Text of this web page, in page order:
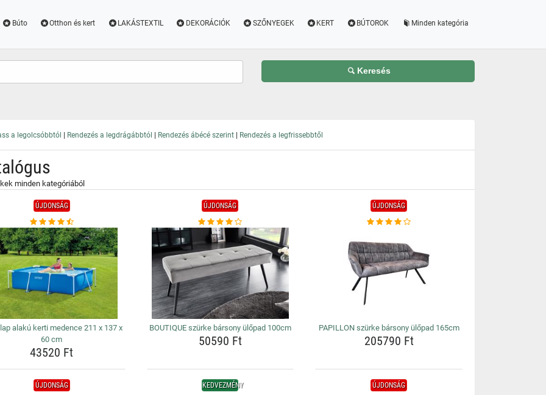
Búto Otthon és kert LAKÁSTEXTIL DEKORÁCIÓK SZŐNYEGEK KERT BÚTOROK Minden kategória
Keresés
a legolcsóbbtól | Rendezés a legdrágábbtól | Rendezés ábécé szerint | Rendezés a legfrissebbtől
minden kategóriából
ÚJDONSÁG
alakú kerti medence 211 x 137 x
60 cm
43520 Ft
ÚJDONSÁG
BOUTIQUE szürke bársony ülőpad 100cm
50590 Ft
ÚJDONSÁG
PAPILLON szürke bársony ülőpad 165cm
205790 Ft
ÚJDONSÁG KEDVEZMÉNY ÚJDONSÁG